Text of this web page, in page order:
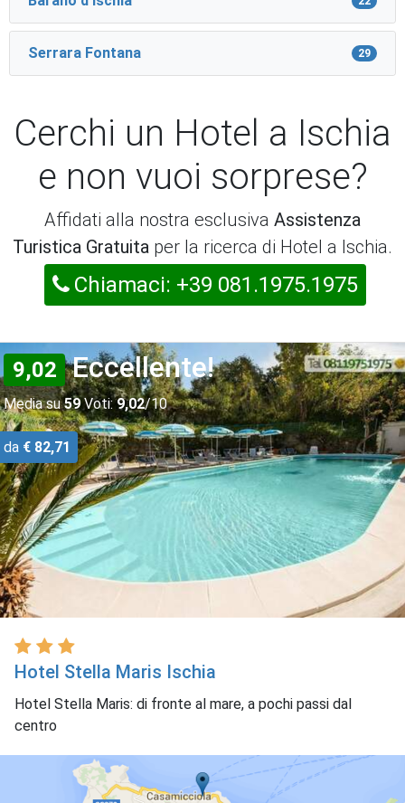
Serrara Fontana 29
Cerchi un Hotel a Ischia
e non vuoi sorprese?
Affidati alla nostra esclusiva Assistenza
Turistica Gratuita per la ricerca di Hotel a Ischia.
Chiamaci: +39 081.1975.1975
9,02 Eccellente!
Media su59Voti: 9,02/10
da € 82,71
Hotel Stella Maris Ischia
Hotel Stella Maris: di fronte al mare, a pochi passi dal
centro